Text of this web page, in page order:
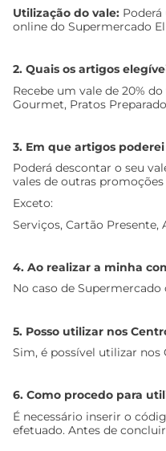
Utilização do vale:
online do Supermercado
2. Quais os artigos
Recebe um vale de 20%
Gourmet, Pratos
3. Em que artigos
Poderá descontar o seu
vales de outras
Exceto:
Serviços, Cartão Presente,
4. Ao realizar a minha
No caso de
5. Posso utilizar nos
Sim, é possível utilizar nos
6. Como procedo para
É necessário inserir o
efetuado. Antes de